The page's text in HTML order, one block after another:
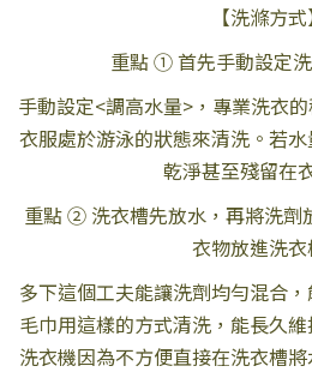
【洗滌方式
重點 ① 首先手動設定
手動設定<調高水量>，專業洗衣
衣服處於游泳的狀態來清洗。若
乾淨甚至殘留在
重點 ② 洗衣槽先放水，再將洗劑
衣物放進洗衣
多下這個工夫能讓洗劑均勻混合
毛巾用這樣的方式清洗，能長久
洗衣機因為不方便直接在洗衣槽